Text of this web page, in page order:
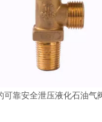
黄铜液化石油气阀烧烤